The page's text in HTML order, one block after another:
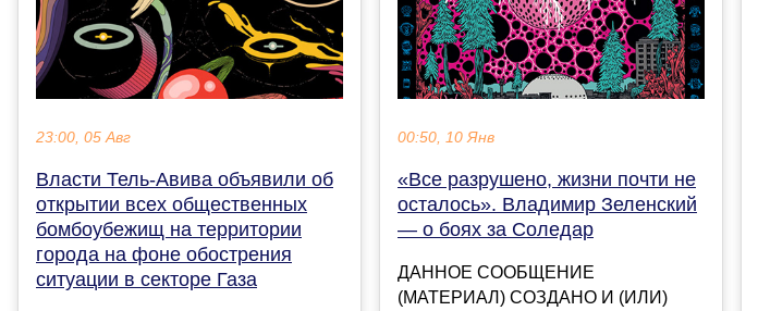
23:00, 05 Авг
Власти Тель-Авива объявили об
открытии всех общественных
бомбоубежищ на территории
города на фоне обострения
ситуации в секторе Газа
00:50, 10 Янв
«Все разрушено, жизни почти не
осталось». Владимир Зеленский
— о боях за Соледар
ДАННОЕ СООБЩЕНИЕ
(МАТЕРИАЛ) СОЗДАНО И (ИЛИ)